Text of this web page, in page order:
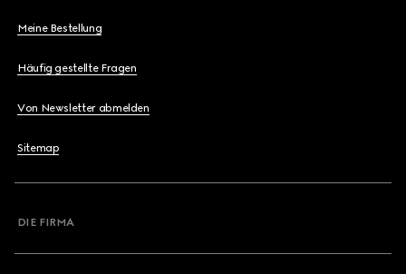
Meine Bestellung
Häufig gestellte Fragen
Von Newsletter abmelden
Sitemap
DIE FIRMA